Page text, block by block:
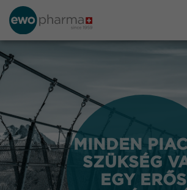
MINDEN
SZÜKSÉG
EGY ERŐS
MINDEN
SZÜKSÉG
EGY ERŐS